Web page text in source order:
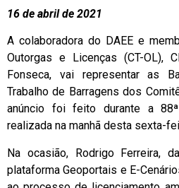
16 de abril de 2021
A colaboradora do DAEE e
Outorgas e Licenças (CT-OL),
Fonseca, vai representar as
Trabalho de Barragens dos
anúncio foi feito durante a
realizada na manhã desta sexta-
Na ocasião, Rodrigo Ferreira,
plataforma Geoportais e E-